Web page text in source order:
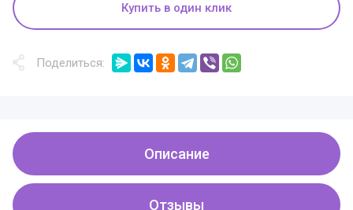
Купить в один клик
Поделиться:
Описание
Отзывы